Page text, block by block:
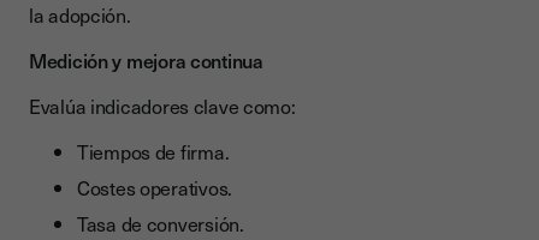
la adopción.
Medición y mejora continua
Evalúa indicadores clave como:
Tiempos de firma.
Costes operativos.
Tasa de conversión.